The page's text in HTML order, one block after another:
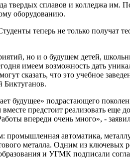
твердых сплавов и колледжа им.
оборудованию.
теперь не только получат
но и о будущем детей,
имеем возможность дать
сказать, что это учебное
Биктуганов.
подрастающего
предстоит реализовать еще
впереди очень много», -
промышленная автоматика,
металла. Одним из ключевых
и УГМК подписали